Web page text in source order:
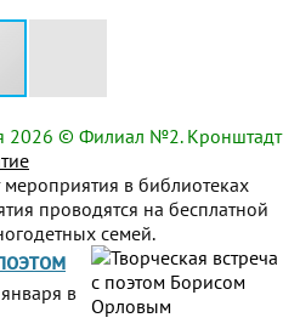
2026 © Филиал №2. Кронштадт
в библиотеках
проводятся на бесплатной
семей.
в